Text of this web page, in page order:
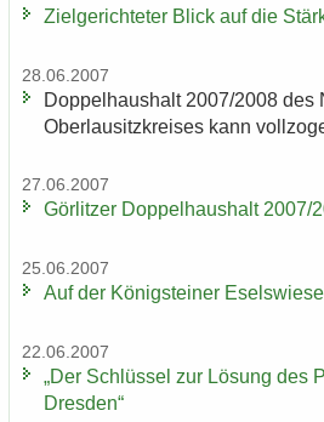
Ziel­ge­rich­te­ter Blick auf die
28.06.2007
Dop­pel­haus­halt 2007/2008 des
Ober­lau­sitz­krei­ses kann
27.06.2007
Gör­lit­zer Dop­pel­haus­halt 2007/
25.06.2007
Auf der Kö­nig­stei­ner
22.06.2007
„Der Schlüs­sel zur Lö­sung des
Dres­den“